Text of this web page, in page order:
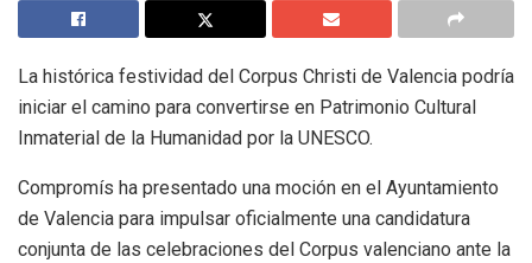
La histórica festividad del Corpus Christi de Valencia podría
iniciar el camino para convertirse en Patrimonio Cultural
Inmaterial de la Humanidad por la UNESCO.
Compromís ha presentado una moción en el Ayuntamiento
de Valencia para impulsar oficialmente una candidatura
conjunta de las celebraciones del Corpus valenciano ante la